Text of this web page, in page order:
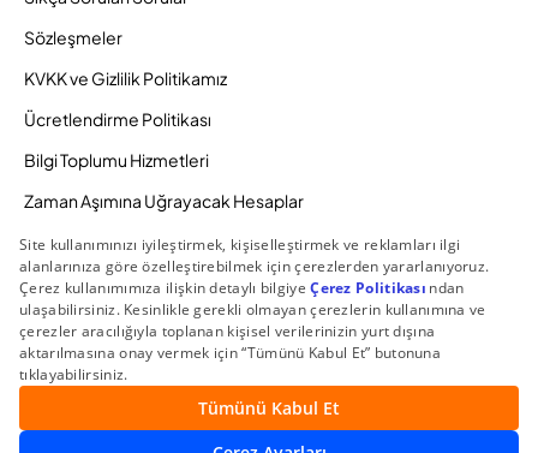
Sözleşmeler
KVKK ve Gizlilik Politikamız
Ücretlendirme Politikası
Bilgi Toplumu Hizmetleri
Zaman Aşımına Uğrayacak Hesaplar
Duyurular ve Kampanyalar
© 2026 Gedik Yatırım Menkul Değerler AŞ. Tüm Hakları